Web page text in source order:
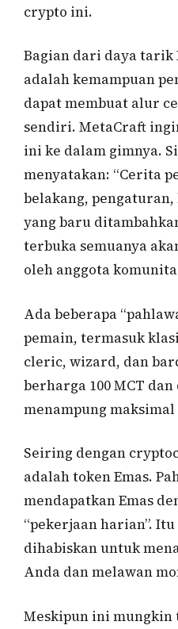
crypto ini.
Bagian dari daya tarik
adalah kemampuan
dapat membuat alur
sendiri. MetaCraft
ini ke dalam gimnya.
menyatakan: “Cerita
belakang,
yang baru
terbuka semuanya
oleh anggota
Ada beberapa
pemain, termasuk
cleric, wizard, dan
berharga 100 MCT
menampung
Seiring dengan
adalah token Emas.
mendapatkan Emas
“pekerjaan harian”.
dihabiskan untuk
Anda dan melawan
Meskipun ini